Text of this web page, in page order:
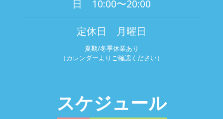
日 10:00〜20:00
定休日 月曜日
夏期/冬季休業あり
（カレンダーよりご確認ください）
スケジュール